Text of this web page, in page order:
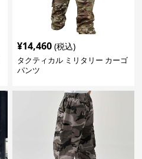
¥14,460 (税込)
タクティカル ミリタリー カーゴ
パンツ